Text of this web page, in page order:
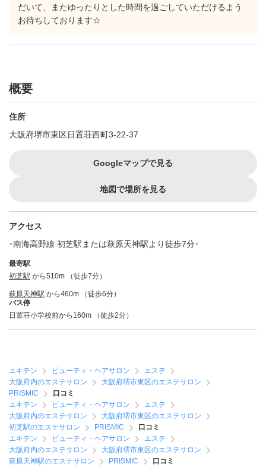
だいて、またゆったりとした時間を過ごしていただけるよう
お待ちしております☆
概要
住所
大阪府堺市東区日置荘西町3-22-37
Googleマップで見る
地図で場所を見る
アクセス
･南海高野線 初芝駅または萩原天神駅より徒歩7分･
最寄駅
初芝駅 から510m （徒歩7分）
萩原天神駅 から460m （徒歩6分）
バス停
日置荘小学校前から160m （徒歩2分）
エキテン ビューティ・ヘアサロン
エステ
大阪府内のエステサロン
大阪府堺市東区のエステサロン
PRISMIC
口コミ
エキテン
ビューティ・ヘアサロン
エステ
大阪府内のエステサロン
大阪府堺市東区のエステサロン
初芝駅のエステサロン
PRISMIC
口コミ
エキテン
ビューティ・ヘアサロン
エステ
大阪府内のエステサロン
大阪府堺市東区のエステサロン
萩原天神駅のエステサロン
PRISMIC 口コミ